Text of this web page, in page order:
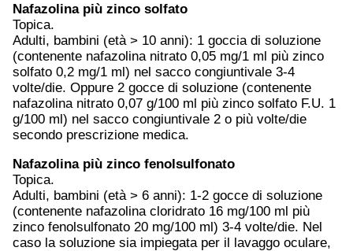
Nafazolina più zinco solfato
Topica.
Adulti, bambini (età > 10 anni): 1 goccia di soluzione
(contenente nafazolina nitrato 0,05 mg/1 ml più zinco
solfato 0,2 mg/1 ml) nel sacco congiuntivale 3-4
volte/die. Oppure 2 gocce di soluzione (contenente
nafazolina nitrato 0,07 g/100 ml più zinco solfato F.U. 1
g/100 ml) nel sacco congiuntivale 2 o più volte/die
secondo prescrizione medica.
Nafazolina più zinco fenolsulfonato
Topica.
Adulti, bambini (età > 6 anni): 1-2 gocce di soluzione
(contenente nafazolina cloridrato 16 mg/100 ml più
zinco fenolsulfonato 20 mg/100 ml) 3-4 volte/die. Nel
caso la soluzione sia impiegata per il lavaggo oculare,